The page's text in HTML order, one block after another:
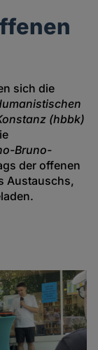
sich die
(hbbk)
Bruno-
der offenen
Austauschs,